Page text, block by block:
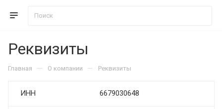
Реквизиты
Главная — О компании — Реквизиты
ИНН 6679030648